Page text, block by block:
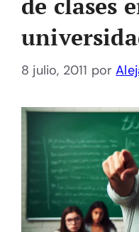
8 julio, 2011 por